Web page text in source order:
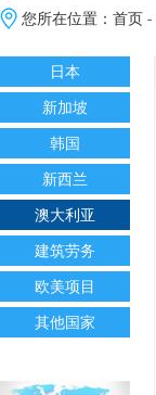
您所在位置： 首页 -
日本
新加坡
韩国
新西兰
澳大利亚
建筑劳务
欧美项目
其他国家